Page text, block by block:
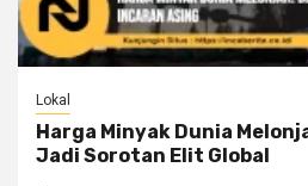
Lokal
Harga Minyak Dunia
Jadi Sorotan Elit Global